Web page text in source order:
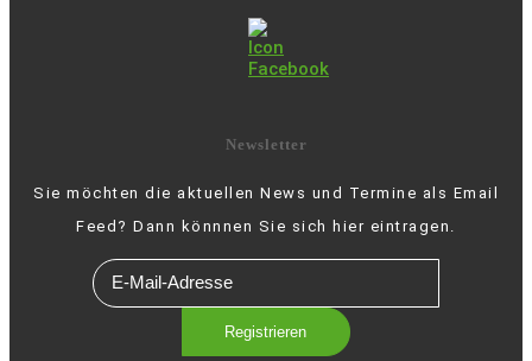
Newsletter
Sie möchten die aktuellen News und Termine als Email
Feed? Dann könnnen Sie sich hier eintragen.